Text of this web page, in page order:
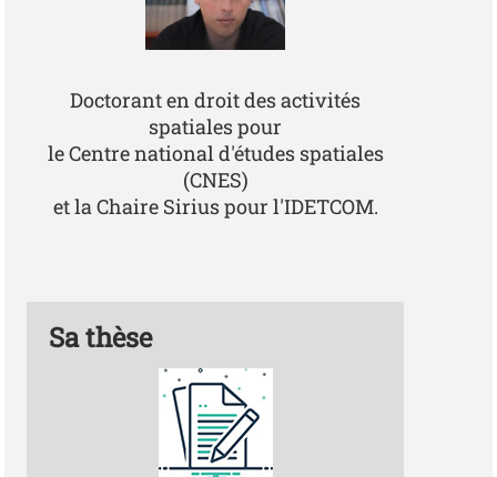
Doctorant en droit des activités
spatiales pour
le Centre national d'études spatiales
(CNES)
et la Chaire Sirius pour l'IDETCOM.
Sa thèse